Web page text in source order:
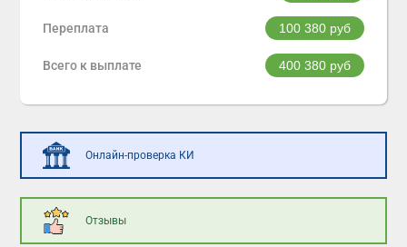
Переплата 100 380руб
Всего к выплате 400 380руб
Онлайн-проверка КИ
Отзывы